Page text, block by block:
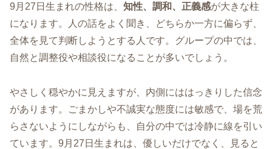
9月27日生まれの性格は、 知性、調和、正義感が大きな柱
になります。人の話をよく聞き、どちらか一方に偏らず、
全体を見て判断しようとする人です。グループの中では、
自然と調整役や相談役になることが多いでしょう。
やさしく穏やかに見えますが、内側にははっきりした信念
があります。ごまかしや不誠実な態度には敏感で、場を荒
らさないようにしながらも、自分の中では冷静に線を引い
ています。9月27日生まれは、優しいだけでなく、見ると